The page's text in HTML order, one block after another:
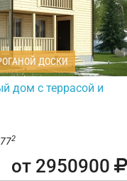
ДОСКИ
дом с террасой и
2
от 2950900